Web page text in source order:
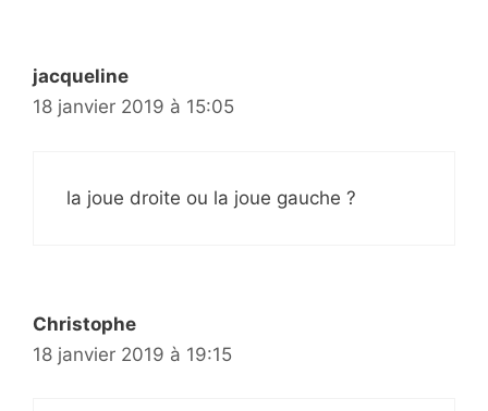
jacqueline
18 janvier 2019 à 15:05
la joue droite ou la joue gauche ?
Christophe
18 janvier 2019 à 19:15